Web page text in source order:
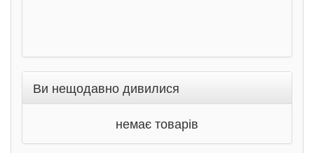
Ви нещодавно дивилися
немає товарів